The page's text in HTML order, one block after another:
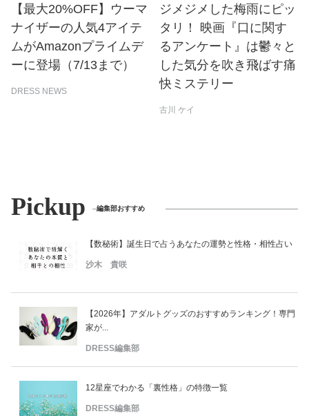
【最大20%OFF】ウーマ
ナイザーの人気4アイテ
ムがAmazonプライムデ
ーに登場（7/13まで）
DRESS NEWS
ジメジメした梅雨にピッ
タリ！ 映画『口に関す
るアンケート』は鬱々と
した気分を吹き飛ばす痛
快ミステリー
古川 ケイ
Pickup 編集部おすすめ
【数秘術】誕生日で占うあなたの運勢と性格・相性占い
沙木 貴咲
【2026年】アダルトグッズのおすすめランキング！専門
家が...
DRESS編集部
12星座でわかる「裏性格」の特徴一覧
DRESS編集部